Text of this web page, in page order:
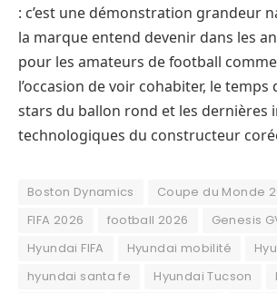
: c’est une démonstration grandeur
la marque entend devenir dans les
pour les amateurs de football
l’occasion de voir cohabiter, le temps
stars du ballon rond et les dernières
technologiques du constructeur
Boston Dynamics
Coupe du Monde
FIFA 2026
football 2026 Genesis
Hyundai FIFA
Hyundai mobilité
hyundai santa fe
Hyundai Tucson